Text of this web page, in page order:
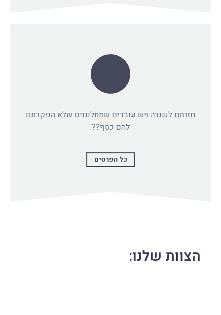
חזרתם לשגרה ויש עובדים שמתלוננים שלא הפקדתם
להם כסף??
כל הפרטים
הצוות שלנו: